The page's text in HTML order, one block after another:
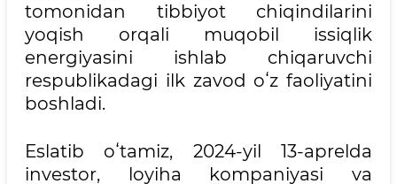
tomonidan tibbiyot chiqindilarini
yoqish orqali muqobil issiqlik
energiyasini ishlab chiqaruvchi
respublikadagi ilk zavod oʻz faoliyatini
boshladi.
Eslatib oʻtamiz, 2024-yil 13-aprelda
investor, loyiha kompaniyasi va